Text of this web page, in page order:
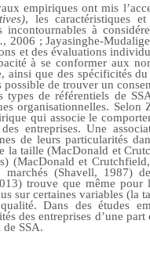
empiriques ont mis
,
les caractéristiques
incontournables à
, 2006 ;Jayasinghe-
et des évaluations
à se conformer aux
ainsi que des spécificités
de trouver un
types de référentiels de
organisationnelles.
qui associe le
des entreprises. Une
de leurs particularités
la taille (MacDonald et
(MacDonald et
(Shavell, 1987)
trouve que même pour
sur certaines variables
qualité. Dans des études
des entreprises d’une
de SSA.